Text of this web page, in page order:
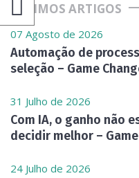
ÚLTIMOS ARTIGOS
07 Agosto de 2026
Automação de
seleção – Game
31 Julho de 2026
Com IA, o ganho não
decidir melhor –
24 Julho de 2026